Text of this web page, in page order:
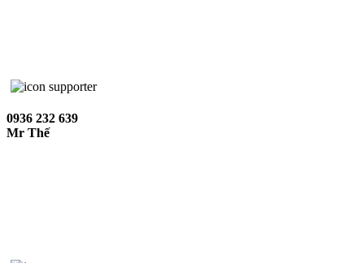
0936 232 639
Mr Thế